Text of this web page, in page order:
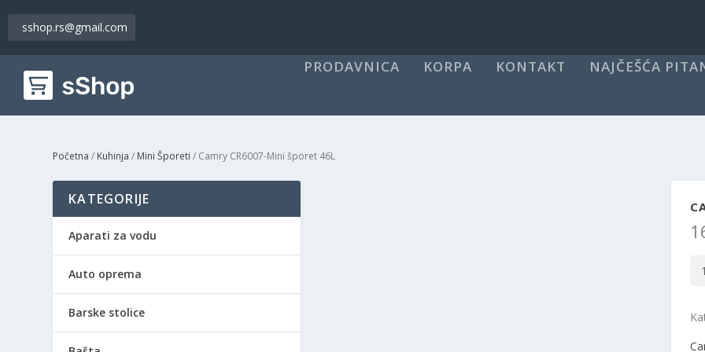
sshop.rs@gmail.com
PRODAVNICA KORPA KONTAKT NAJČEŠĆA
Početna / Kuhinja / Mini Šporeti / Camry CR6007-Mini šporet 46L
KATEGORIJE
Aparati za vodu
Auto oprema
Barske stolice